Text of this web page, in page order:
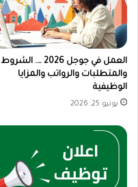
العمل في جوجل 2026 …. الشروط
والمتطلبات والرواتب والمزايا
الوظيفية
يونيو 25, 2026